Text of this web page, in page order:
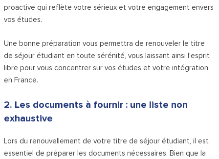
proactive qui reflète votre sérieux et votre engagement envers
vos études.
Une bonne préparation vous permettra de renouveler le titre
de séjour étudiant en toute sérénité, vous laissant ainsi l’esprit
libre pour vous concentrer sur vos études et votre intégration
en France.
2. Les documents à fournir : une liste non
exhaustive
Lors du renouvellement de votre titre de séjour étudiant, il est
essentiel de préparer les documents nécessaires. Bien que la